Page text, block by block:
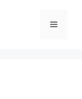
Меню